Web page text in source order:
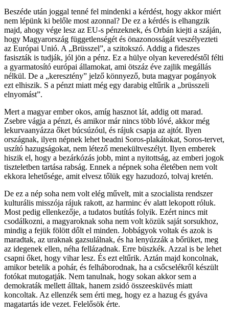
Beszéde után joggal tenné fel mindenki a kérdést, hogy akkor miért
nem lépünk ki belőle most azonnal? De ez a kérdés is elhangzik
majd, ahogy vége lesz az EU-s pénzeknek, és Orbán kiejti a száján,
hogy Magyarország függetlenségét és önazonosságát veszélyezteti
az Európai Unió. A „Brüsszel”, a szitokszó. Addig a fideszes
fasiszták is tudják, jól jön a pénz. Ez a hülye olyan keveredéstől félti
a gyarmatosító európai államokat, ami ötszáz éve zajlik megállás
nélkül. De a „keresztény” jelző könnyező, buta magyar pogányok
ezt elhiszik. S a pénzt miatt még egy darabig eltűrik a „brüsszeli
elnyomást”.
Mert a magyar ember okos, amíg hasznot lát, addig ott marad.
Zsebre vágja a pénzt, és amikor már nincs több lóvé, akkor még
lekurvaanyázza őket búcsúzóul, és rájuk csapja az ajtót. Ilyen
országnak, ilyen népnek lehet beadni Soros-plakátokat, Soros-tervet,
uszító hazugságokat, nem létező menekültveszélyt. Ilyen emberek
hiszik el, hogy a bezárkózás jobb, mint a nyitottság, az emberi jogok
tiszteletben tartása rabság. Ennek a népnek soha életében nem volt
ekkora lehetősége, amit elvesz tőlük egy hazudozó, tolvaj kretén.
De ez a nép soha nem volt elég művelt, mit a szocialista rendszer
kulturális misszója rájuk rakott, az harminc év alatt lekopott róluk.
Most pedig ellenkezője, a tudatos butítás folyik. Ezért nincs mit
csodálkozni, a magyaroknak soha nem volt közük saját sorsukhoz,
mindig a fejük fölött dőlt el minden. Jobbágyok voltak és azok is
maradtak, az uraknak gazsulálnak, és ha lenyúzzák a bőrüket, meg
az idegenek ellen, néha fellázadnak. Erre büszkék. Azzal is be lehet
csapni őket, hogy vihar lesz. És ezt eltűrik. Aztán majd koncolnak,
amikor betelik a pohár, és felháborodnak, ha a csőcselékről készült
fotókat mutogatják. Nem tanulnak, hogy sokan akkor sem a
demokraták mellett álltak, hanem zsidó összeesküvés miatt
koncoltak. Az ellenzék sem érti meg, hogy ez a hazug és gyáva
magatartás ide vezet. Felelősök érte.